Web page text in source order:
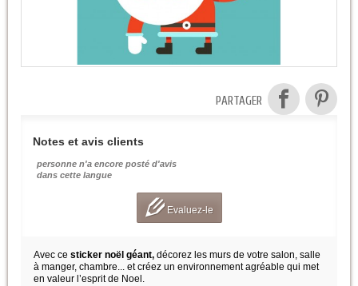
PARTAGER
Notes et avis clients
personne n'a encore posté d'avis
dans cette langue
Evaluez-le
Avec ce sticker noël géant, décorez les murs de votre salon, salle
à manger, chambre... et créez un environnement agréable qui met
en valeur l’esprit de Noel.